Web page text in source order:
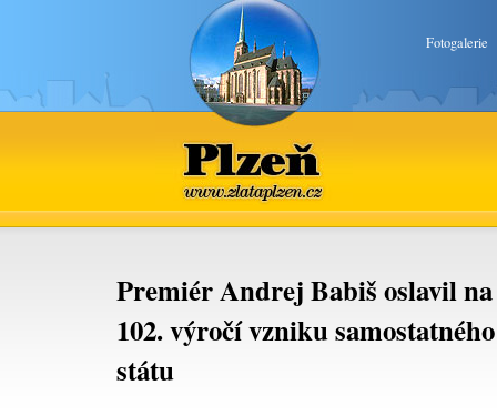
Fotogalerie
Plzeň
www.zlataplzen.cz
Premiér Andrej Babiš oslavil
102. výročí vzniku
státu